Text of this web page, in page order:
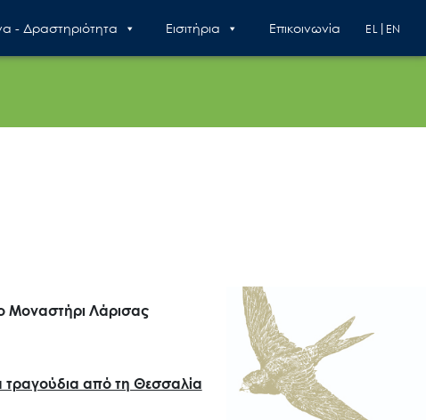
- Δραστηριότητα Εισιτήρια Επικοινωνία EN
EL
Μοναστήρι Λάρισας
από τη Θεσσαλία